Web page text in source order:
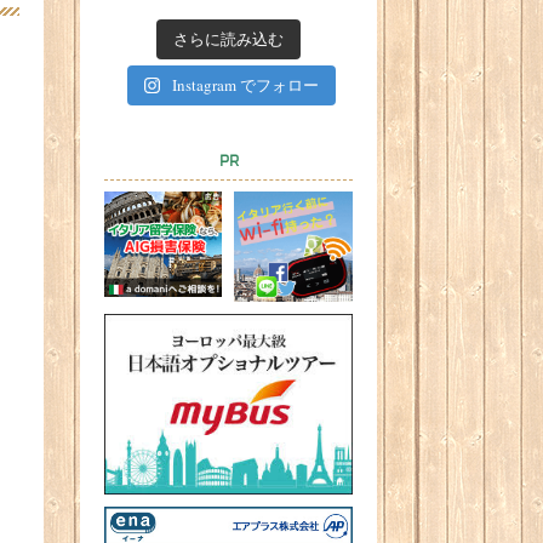
さらに読み込む
Instagram でフォロー
PR